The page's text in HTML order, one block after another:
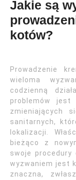
Jakie są
kotów?
Prowadzenie
wieloma
codzienną
problemów jest
zmieniających
sanitarnych,
lokalizacji.
bieżąco z
swoje procedury
wyzwaniem jest
znaczna,